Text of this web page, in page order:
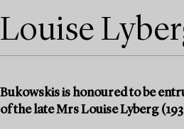
Louise
Bukowskis is honoured to be
of the late Mrs Louise Lyberg